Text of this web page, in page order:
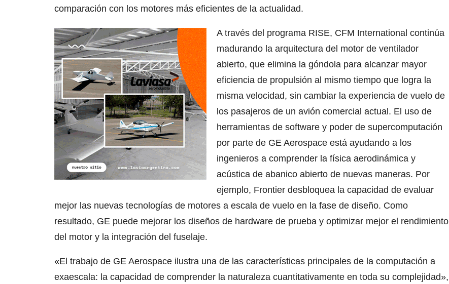
comparación con los motores más eficientes de la actualidad.
A través del programa RISE, CFM International continúa
madurando la arquitectura del motor de ventilador
abierto, que elimina la góndola para alcanzar mayor
eficiencia de propulsión al mismo tiempo que logra la
misma velocidad, sin cambiar la experiencia de vuelo de
los pasajeros de un avión comercial actual. El uso de
herramientas de software y poder de supercomputación
por parte de GE Aerospace está ayudando a los
ingenieros a comprender la física aerodinámica y
acústica de abanico abierto de nuevas maneras. Por
ejemplo, Frontier desbloquea la capacidad de evaluar
mejor las nuevas tecnologías de motores a escala de vuelo en la fase de diseño. Como
resultado, GE puede mejorar los diseños de hardware de prueba y optimizar mejor el rendimiento
del motor y la integración del fuselaje.
«El trabajo de GE Aerospace ilustra una de las características principales de la computación a
exaescala: la capacidad de comprender la naturaleza cuantitativamente en toda su complejidad»,